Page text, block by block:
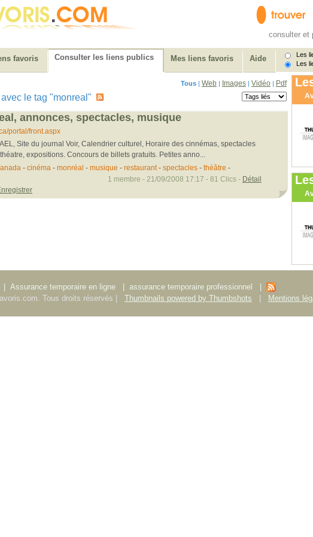
consulter et
favoris Consulter les liens publics Mes liens favoris Aide
Les
Les
Tous | Web | Images | Vidéo | Pdf
le tag "monreal"
annonces, spectacles, musique
portal/front.aspx
Site du journal Voir, Calendrier culturel, Horaire des cinnémas, spectacles
expositions. Concours de billets gratuits. Petites anno...
- cinéma - monréal - musique - restaurant- spectacles- théâtre -
1 membre - 21/09/2008 17:17 - 81 Clics - Détail
Assurance temporaire en ligne assurance temporaire professionnel
Tous droits réservés |
Thumbnails powered by Thumbshots Mentions